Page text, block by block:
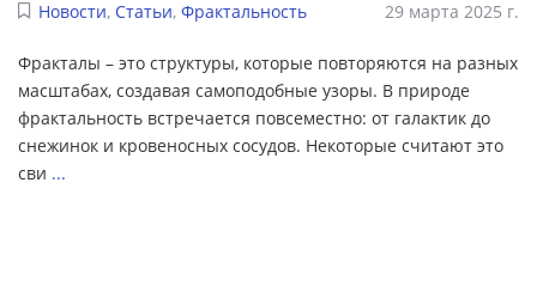
Новости, Статьи, Фрактальность 29 марта 2025 г.
Фракталы – это структуры, которые повторяются на разных
масштабах, создавая самоподобные узоры. В природе
фрактальность встречается повсеместно: от галактик до
снежинок и кровеносных сосудов. Некоторые считают это
сви ...